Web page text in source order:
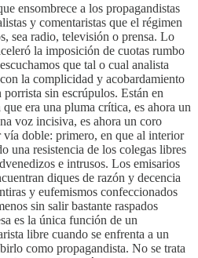
ensombrece a los propagandistas
y comentaristas que el régimen
sea radio, televisión o prensa. Lo
la imposición de cuotas rumbo
que tal o cual analista
la complicidad y acobardamiento
sin escrúpulos. Están en
era una pluma crítica, es ahora un
voz incisiva, es ahora un coro
doble: primero, en que al interior
una resistencia de los colegas libres
e intrusos. Los emisarios
diques de razón y decencia
y eufemismos confeccionados
sin salir bastante raspados
es la única función de un
libre cuando se enfrenta a un
como propagandista. No se trata